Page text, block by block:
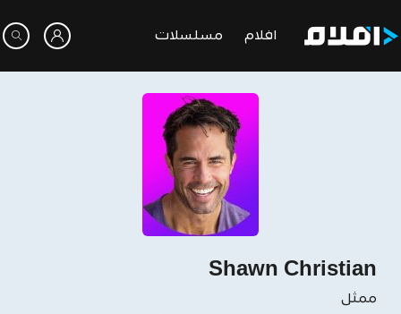
افلام مسلسلات
Shawn Christian
ممثل